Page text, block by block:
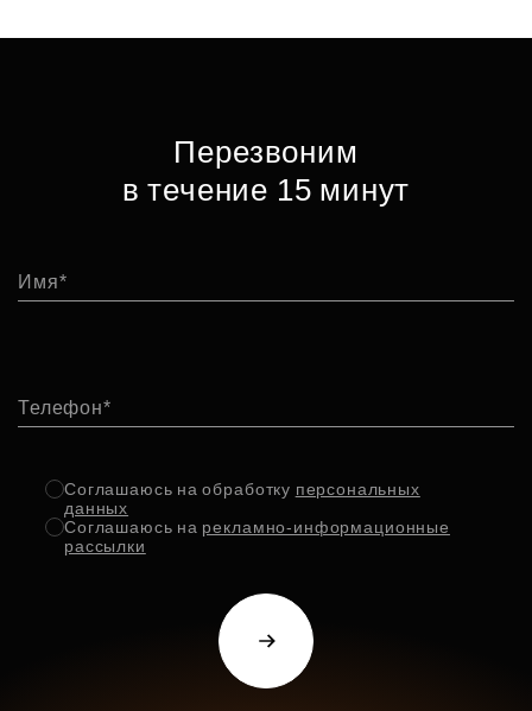
Перезвоним
в течение 15 минут
Имя
Телефон
Соглашаюсь на обработку персональных
данных
Соглашаюсь на рекламно-информационные
рассылки